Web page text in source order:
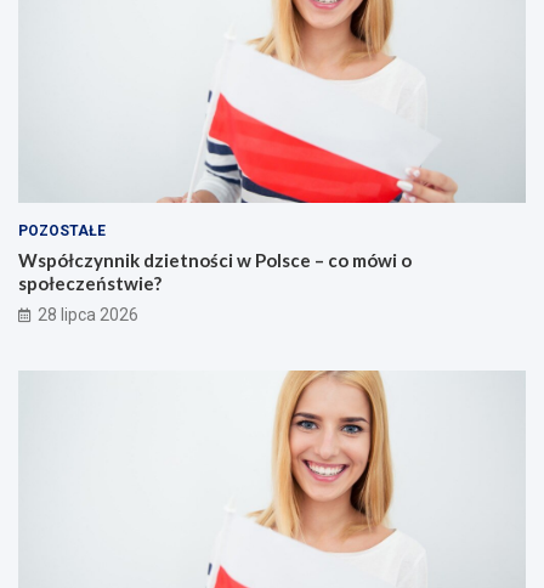
POZOSTAŁE
Współczynnik dzietności w Polsce – co mówi o
społeczeństwie?
28 lipca 2026